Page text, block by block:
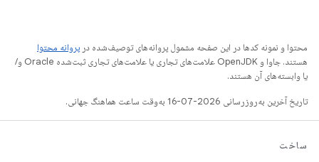
محتوا و نمونه کدها در این صفحه مشمول پروانه‌های توصیف‌شده در پروانه محتوا
هستند. جاوا و OpenJDK علامت‌های تجاری یا علامت‌های تجاری ثبت‌شده Oracle و/
یا وابسته‌های آن هستند.
تاریخ آخرین به‌روزرسانی 2026-07-16 به‌وقت ساعت هماهنگ جهانی.
ساخت